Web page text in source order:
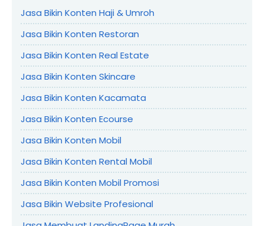
Jasa Bikin Konten Haji & Umroh
Jasa Bikin Konten Restoran
Jasa Bikin Konten Real Estate
Jasa Bikin Konten Skincare
Jasa Bikin Konten Kacamata
Jasa Bikin Konten Ecourse
Jasa Bikin Konten Mobil
Jasa Bikin Konten Rental Mobil
Jasa Bikin Konten Mobil Promosi
Jasa Bikin Website Profesional